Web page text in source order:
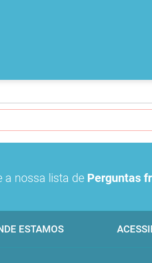
a nossa lista de Perguntas
ESTAMOS